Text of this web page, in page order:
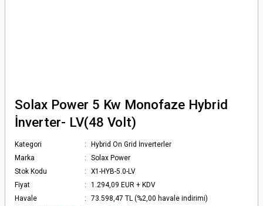
Solax Power 5 Kw Monofaze Hybrid
İnverter- LV(48 Volt)
Kategori
Hybrid On Grid İnverterler
Marka
Solax Power
Stok Kodu
X1-HYB-5.0-LV
Fiyat
1.294,09 EUR + KDV
Havale
73.598,47 TL (%2,00 havale indirimi)